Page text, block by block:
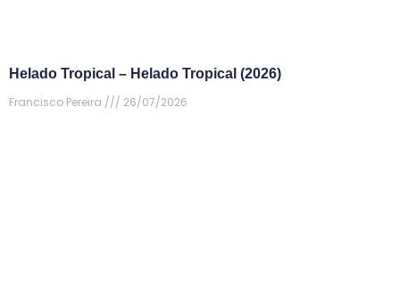
Helado Tropical – Helado Tropical (2026)
Francisco Pereira
26/07/2026